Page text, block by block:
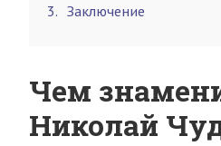
3
Заключение
Чем
Николай